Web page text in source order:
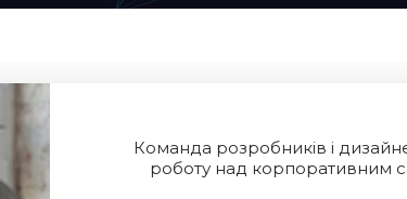
Команда розробників і
роботу над корпоративним